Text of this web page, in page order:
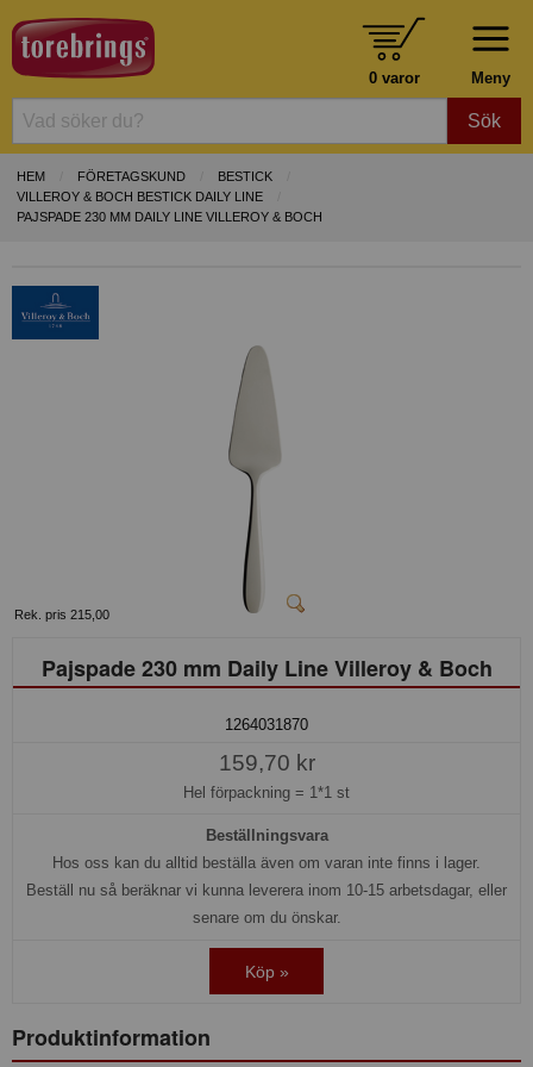
Meny
0 varor
Sök
HEM FÖRETAGSKUND
BESTICK
VILLEROY & BOCH BESTICK DAILY LINE
PAJSPADE 230 MM DAILY LINE VILLEROY & BOCH
Rek. pris 215,00
Pajspade 230 mm Daily Line Villeroy & Boch
1264031870
159,70 kr
Hel förpackning = 1*1 st
Beställningsvara
Hos oss kan du alltid beställa även om varan inte finns i lager.
Beställ nu så beräknar vi kunna leverera inom 10-15 arbetsdagar, eller
senare om du önskar.
Köp »
Produktinformation